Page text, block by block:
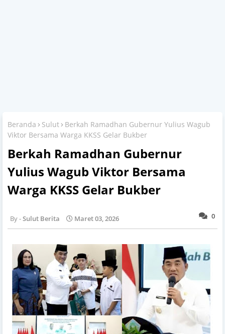
Beranda Sulut
Berkah Ramadhan Gubernur Yulius Wagub
Viktor Bersama Warga KKSS Gelar Bukber
Berkah Ramadhan Gubernur
Yulius Wagub Viktor Bersama
Warga KKSS Gelar Bukber
0
Sulut Berita Maret 03, 2026